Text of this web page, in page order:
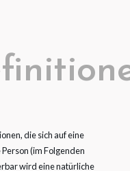
die sich auf eine
(im Folgenden
wird eine natürliche